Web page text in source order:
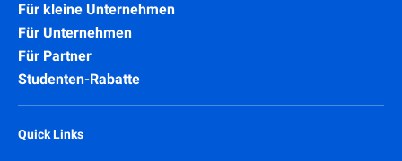
Für kleine Unternehmen
Für Unternehmen
Für Partner
Studenten-Rabatte
Quick Links